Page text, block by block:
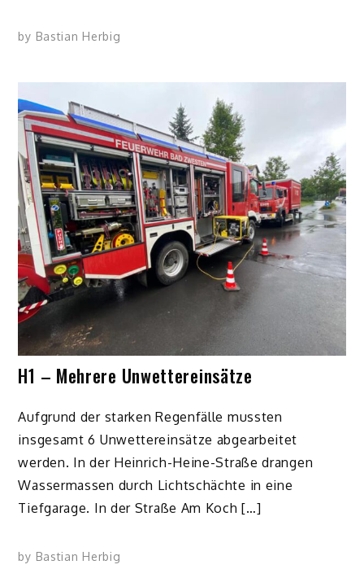
by Bastian Herbig
H1 – Mehrere Unwettereinsätze
Aufgrund der starken Regenfälle mussten
insgesamt 6 Unwettereinsätze abgearbeitet
werden. In der Heinrich-Heine-Straße drangen
Wassermassen durch Lichtschächte in eine
Tiefgarage. In der Straße Am Koch […]
by Bastian Herbig